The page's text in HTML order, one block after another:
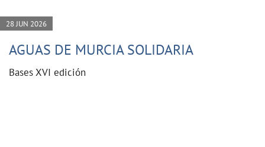
28 JUN 2026
AGUAS DE MURCIA SOLIDARIA
Bases XVI edición